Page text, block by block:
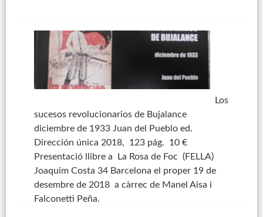
Los
sucesos revolucionarios de Bujalance
diciembre de 1933 Juan del Pueblo ed.
Dirección única 2018, 123 pág. 10 €
Presentació llibre a La Rosa de Foc (FELLA)
Joaquim Costa 34 Barcelona el proper 19 de
desembre de 2018 a càrrec de Manel Aisa i
Falconetti Peña.